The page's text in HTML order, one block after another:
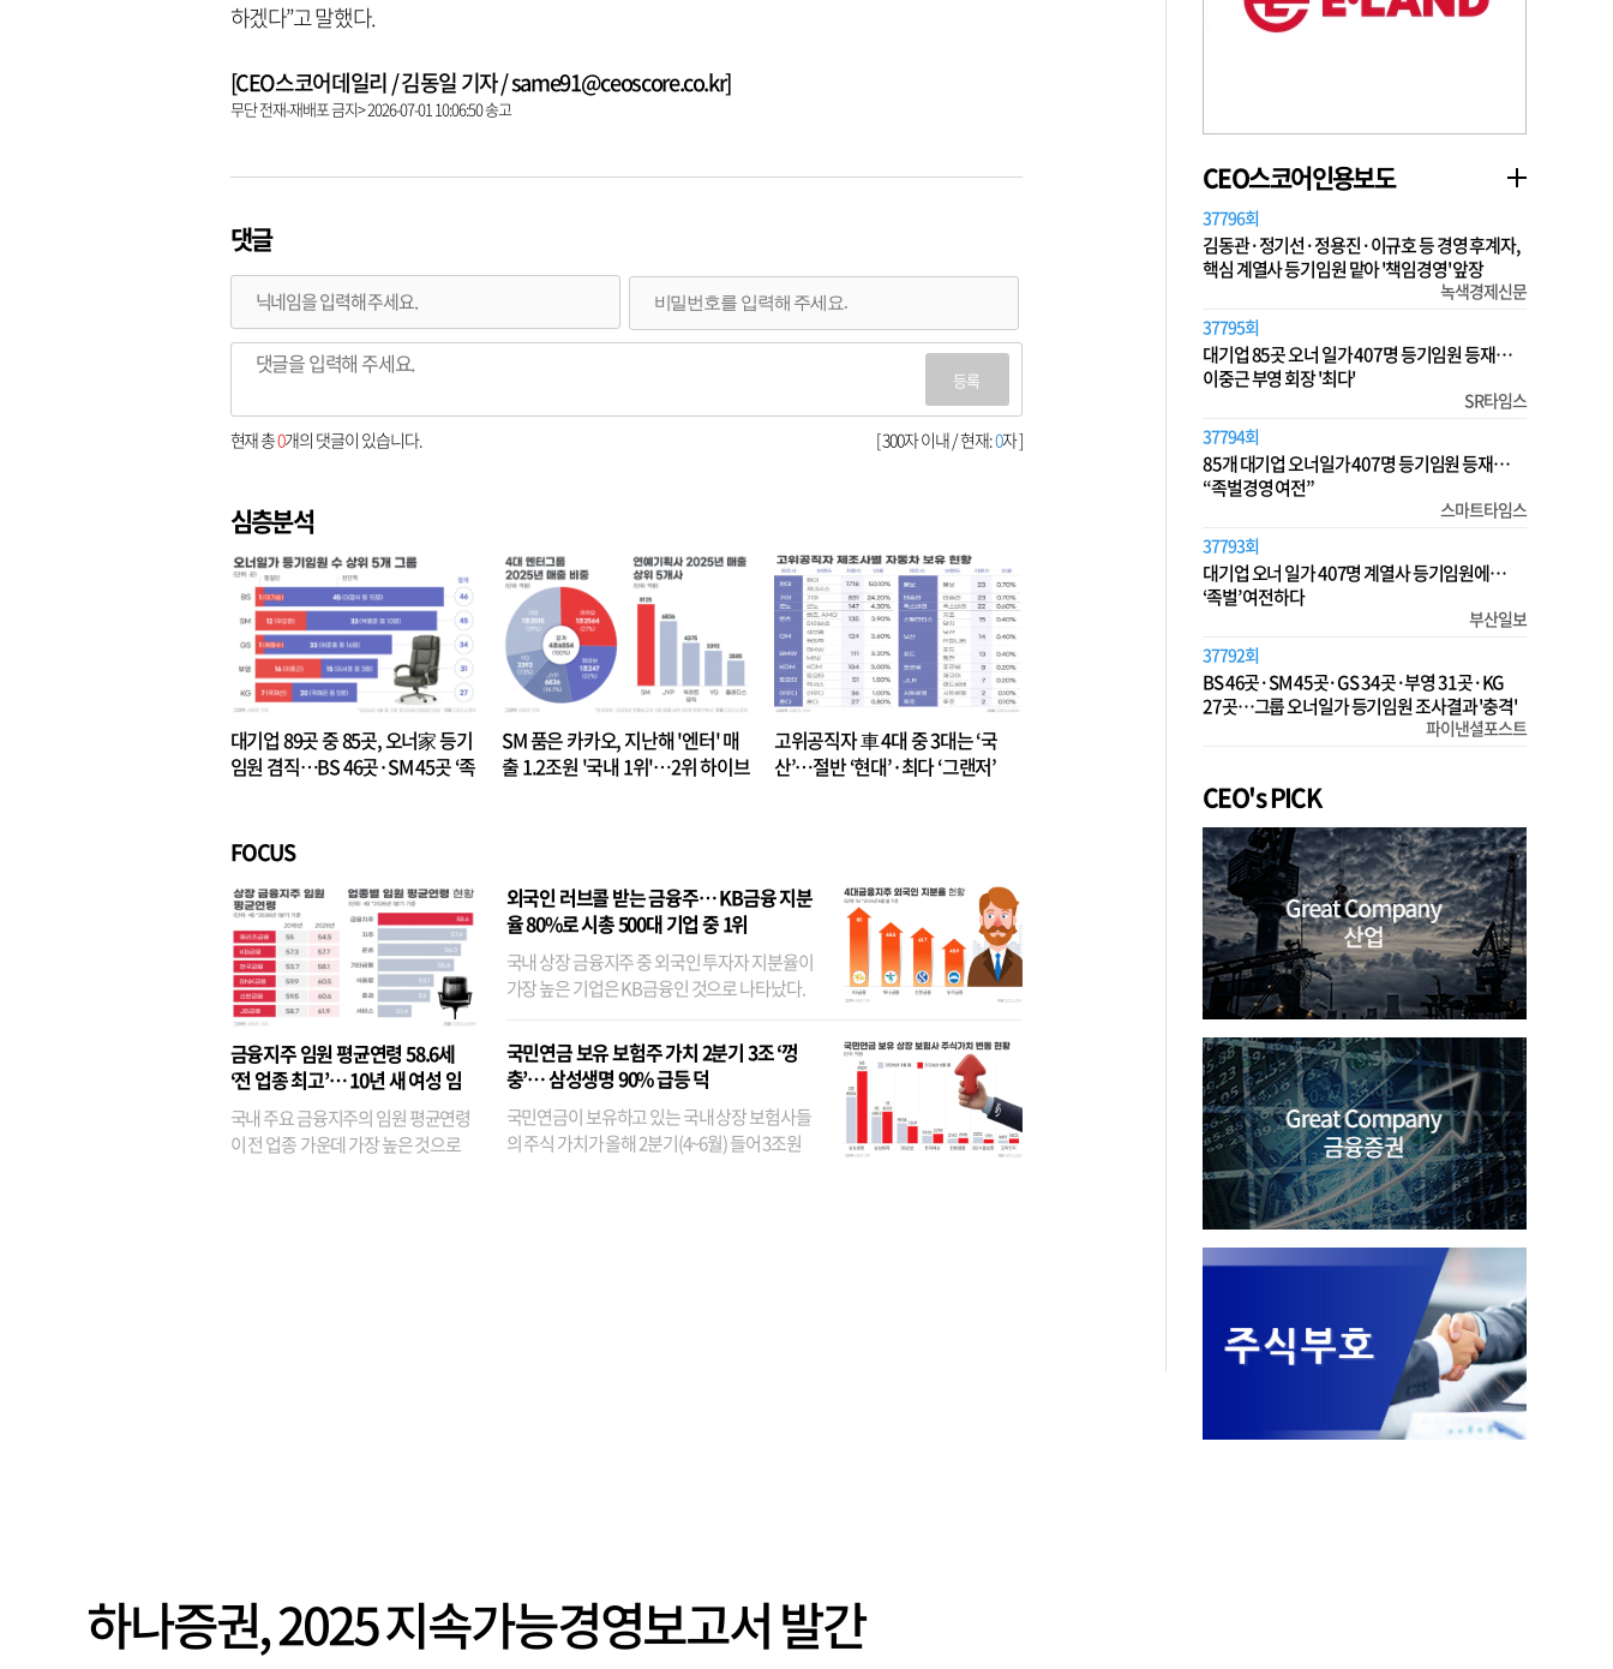
하겠다”고 말했다.
[CEO스코어데일리 / 김동일 기자 / same91@ceoscore.co.kr]
무단 전재-재배포 금지> 2026-07-01 10:06:50 송고
댓글
등록
[ 300자 이내 / 현재:0자 ]
현재 총0개의 댓글이 있습니다.
심층분석
대기업 89곳 중 85곳, 오너家 등기
임원 겸직…BS 46곳·SM 45곳 ‘족
SM 품은 카카오, 지난해 '엔터' 매
출 1.2조원 '국내 1위'…2위 하이브
고위공직자 車 4대 중 3대는 ‘국
산’…절반 ‘현대’·최다 ‘그랜저’
FOCUS
금융지주 임원 평균연령 58.6세
‘전 업종 최고’… 10년 새 여성 임
원은 14배 껑충
국내 주요 금융지주의 임원 평균연령
이 전 업종 가운데 가장 높은 것으로
외국인 러브콜 받는 금융주… KB금융 지분
율 80%로 시총 500대 기업 중 1위
국내 상장 금융지주 중 외국인 투자자 지분율이
가장 높은 기업은 KB금융인 것으로 나타났다.
융이었다. 특히 KB금융은 지난달 말 기준 해외
기관투자자 지분율이...
국민연금 보유 보험주 가치 2분기 3조 ‘껑
충’… 삼성생명 90% 급등 덕
국민연금이 보유하고 있는 국내 상장 보험사들
의 주식 가치가 올해 2분기(4~6월) 들어 3조원
CEO스코어인용보도
37796회
김동관·정기선·정용진·이규호 등 경영 후계자,
핵심 계열사 등기임원 맡아 '책임경영' 앞장
녹색경제신문
37795회
대기업 85곳 오너 일가 407명 등기임원 등재…
이중근 부영 회장 '최다'
SR타임스
37794회
85개 대기업 오너일가 407명 등기임원 등재…
“족벌경영 여전”
스마트타임스
37793회
대기업 오너 일가 407명 계열사 등기임원에…
‘족벌’ 여전하다
부산일보
37792회
BS 46곳·SM 45곳·GS 34곳·부영 31곳·KG
27곳…그룹 오너일가 등기임원 조사결과 '충격'
파이낸셜포스트
CEO's PICK
하나증권, 2025 지속가능경영보고서 발간